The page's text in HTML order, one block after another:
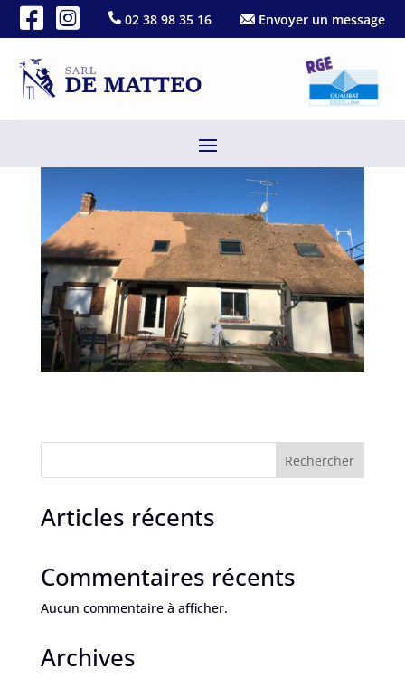
02 38 98 35 16 Envoyer un message
Nettoyage
Fév 18, 2022
Rechercher
Articles récents
Commentaires récents
Aucun commentaire à afficher.
Archives